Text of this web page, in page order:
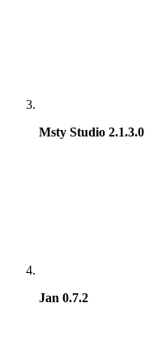
Msty Studio 2.1.3.0
Jan 0.7.2